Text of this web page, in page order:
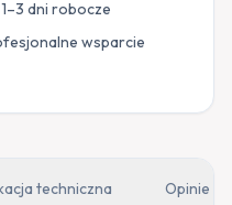
dni robocze
wsparcie
techniczna Opinie